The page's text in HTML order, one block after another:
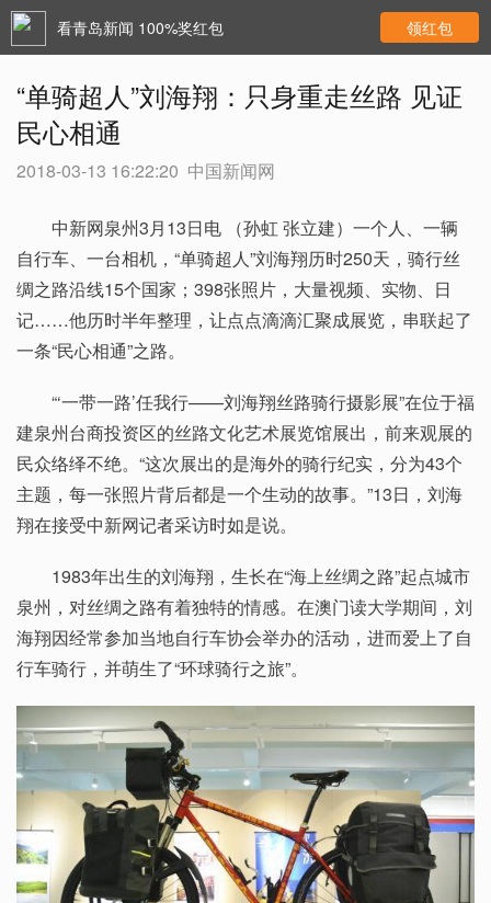
看青岛新闻 100%奖红包 领红包
“单骑超人”刘海翔：只身重走丝路 见证
民心相通
2018-03-13 16:22:20 中国新闻网
中新网泉州3月13日电 （孙虹 张立建）一个人、一辆
自行车、一台相机，“单骑超人”刘海翔历时250天，骑行丝
绸之路沿线15个国家；398张照片，大量视频、实物、日
记……他历时半年整理，让点点滴滴汇聚成展览，串联起了
一条“民心相通”之路。
“‘一带一路’任我行——刘海翔丝路骑行摄影展”在位于福
建泉州台商投资区的丝路文化艺术展览馆展出，前来观展的
民众络绎不绝。“这次展出的是海外的骑行纪实，分为43个
主题，每一张照片背后都是一个生动的故事。”13日，刘海
翔在接受中新网记者采访时如是说。
1983年出生的刘海翔，生长在“海上丝绸之路”起点城市
泉州，对丝绸之路有着独特的情感。在澳门读大学期间，刘
海翔因经常参加当地自行车协会举办的活动，进而爱上了自
行车骑行，并萌生了“环球骑行之旅”。